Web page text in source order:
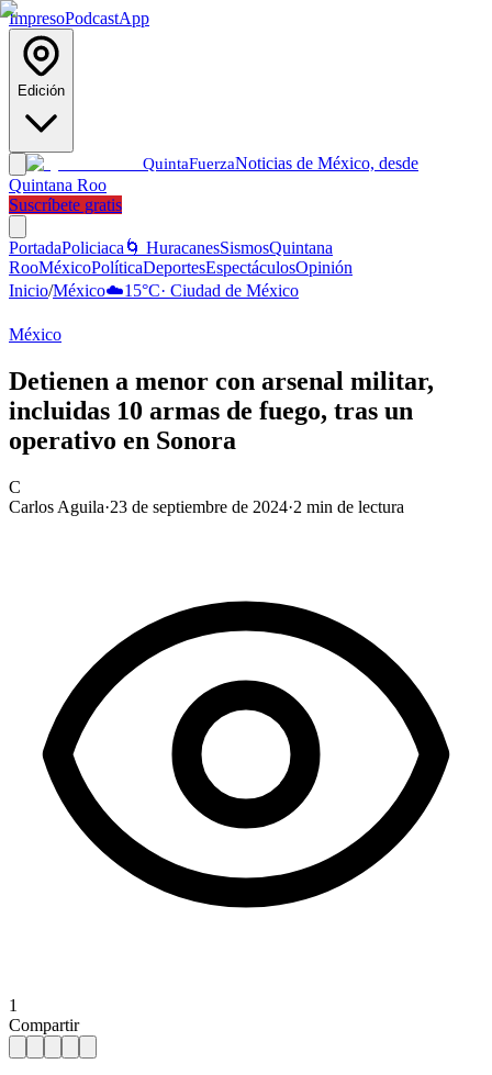
ImpresoPodcastApp
Edición
QuintaFuerzaNoticias de México, desde
Quintana Roo
Suscríbete gratis
PortadaPoliciaca 🌀 HuracanesSismosQuintana
RooMéxicoPolíticaDeportesEspectáculosOpinión
Inicio/México☁️15°C· Ciudad de México
México
Detienen a menor con arsenal militar,
incluidas 10 armas de fuego, tras un
operativo en Sonora
C
Carlos Aguila·23 de septiembre de 2024·2 min de lectura
1
Compartir